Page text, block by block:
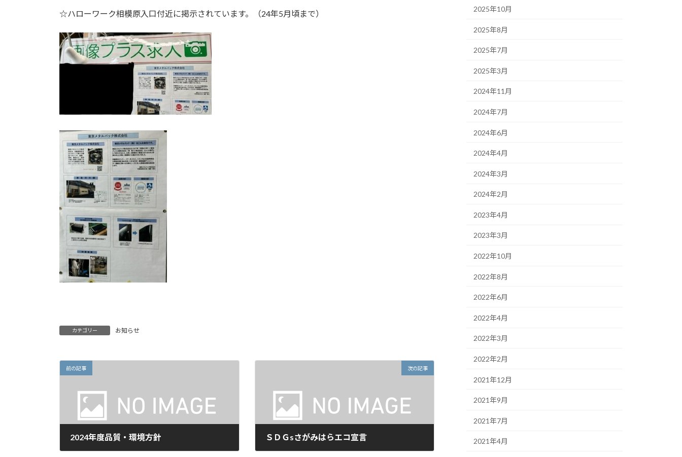
☆ハローワーク相模原入口付近に掲示されています。（24年5月頃まで）
カテゴリー お知らせ
前の記事
2024年度品質・環境方針
次の記事
ＳＤＧsさがみはらエコ宣言
2025年10月
2025年8月
2025年7月
2025年3月
2024年11月
2024年7月
2024年6月
2024年4月
2024年3月
2024年2月
2023年4月
2023年3月
2022年10月
2022年8月
2022年6月
2022年4月
2022年3月
2022年2月
2021年12月
2021年9月
2021年7月
2021年4月